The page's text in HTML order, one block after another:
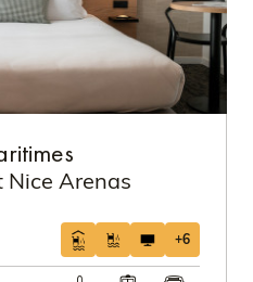
Arenas
+6